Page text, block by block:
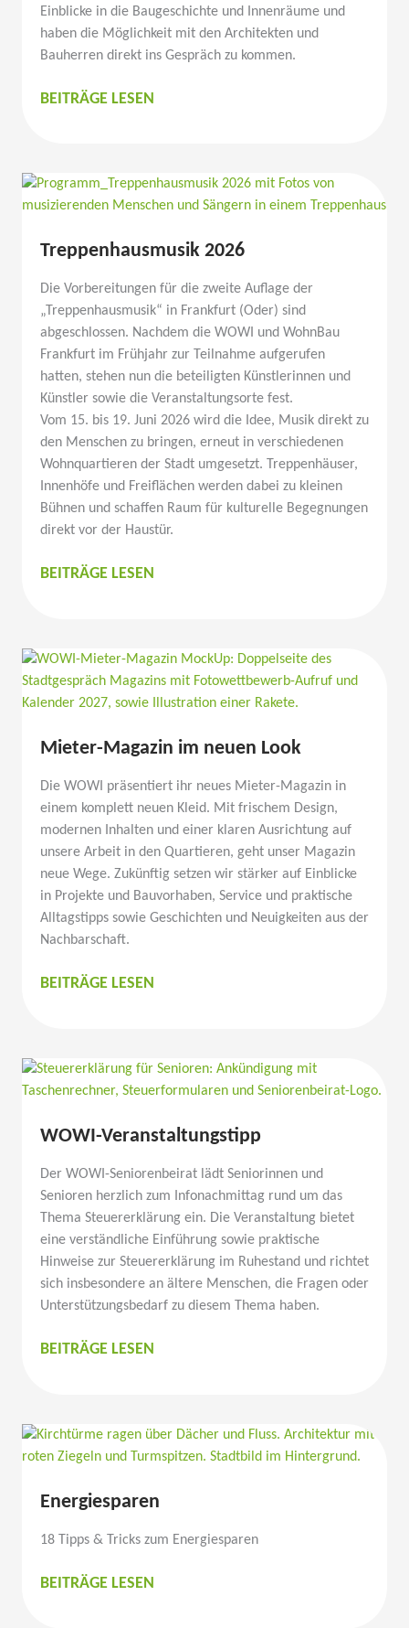
Einblicke in die Bauge­schichte und Innen­räume und
haben die Möglichkeit mit den Archi­tekten und
Bauherren direkt ins Gespräch zu kommen.
WOWI-
BEITRÄGE LESEN
Treppen­haus­musik 2026
Die Vorbe­rei­tungen für die zweite Auflage der
„Treppen­haus­musik“ in Frankfurt (Oder) sind
abgeschlossen. Nachdem die WOWI und WohnBau
Frankfurt im Frühjahr zur Teilnahme aufge­rufen
hatten, stehen nun die betei­ligten Künst­le­rinnen und
Künstler sowie die Veran­stal­tungsorte fest.
Vom 15. bis 19. Juni 2026 wird die Idee, Musik direkt zu
den Menschen zu bringen, erneut in verschie­denen
Wohnquar­tieren der Stadt umgesetzt. Treppen­häuser,
Innenhöfe und Freiflächen werden dabei zu kleinen
Bühnen und schaffen Raum für kultu­relle Begeg­nungen
direkt vor der Haustür.
TREPPEN­
BEITRÄGE LESEN
Mieter-Magazin im neuen Look
Die WOWI präsen­tiert ihr neues Mieter-Magazin in
einem komplett neuen Kleid. Mit frischem Design,
modernen Inhalten und einer klaren Ausrichtung auf
unsere Arbeit in den Quartieren, geht unser Magazin
neue Wege. Zukünftig setzen wir stärker auf Einblicke
in Projekte und Bauvor­haben, Service und praktische
Alltags­tipps sowie Geschichten und Neuig­keiten aus der
Nachbar­schaft.
MIETER-
LOOK
BEITRÄGE LESEN
WOWI-Veran­stal­tungstipp
Der WOWI-Senio­ren­beirat lädt Senio­rinnen und
Senioren herzlich zum Infonach­mittag rund um das
Thema Steuer­erklärung ein. Die Veran­staltung bietet
eine verständ­liche Einführung sowie praktische
Hinweise zur Steuer­erklärung im Ruhestand und richtet
sich insbe­sondere an ältere Menschen, die Fragen oder
Unter­stüt­zungs­bedarf zu diesem Thema haben.
WOWI-
BEITRÄGE LESEN
Energie­sparen
18 Tipps & Tricks zum Energie­sparen
ENERGIE­
BEITRÄGE LESEN